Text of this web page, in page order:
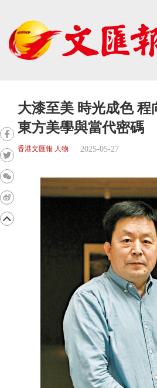
大漆至美 時光成色 程
東方美學與當代密碼
香港文匯報 人物 2025-05-27